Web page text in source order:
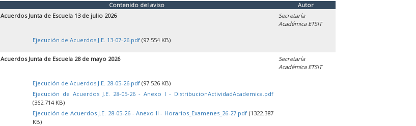
Contenido del aviso
Autor
Acuerdos Junta de Escuela 13 de julio 2026
Ejecución de Acuerdos J.E. 13-07-26.pdf(97.554 KB)
Secretaría
Académica ETSIT
Acuerdos Junta de Escuela 28 de mayo 2026
Ejecución de Acuerdos J.E. 28-05-26.pdf(97.526 KB)
Ejecución de Acuerdos J.E. 28-05-26 - Anexo I - DistribucionActividadAcademica.pdf
(362.714 KB)
Ejecución de Acuerdos J.E. 28-05-26 - Anexo II - Horarios_Examenes_26-27.pdf(1322.387
KB)
Secretaría
Académica ETSIT